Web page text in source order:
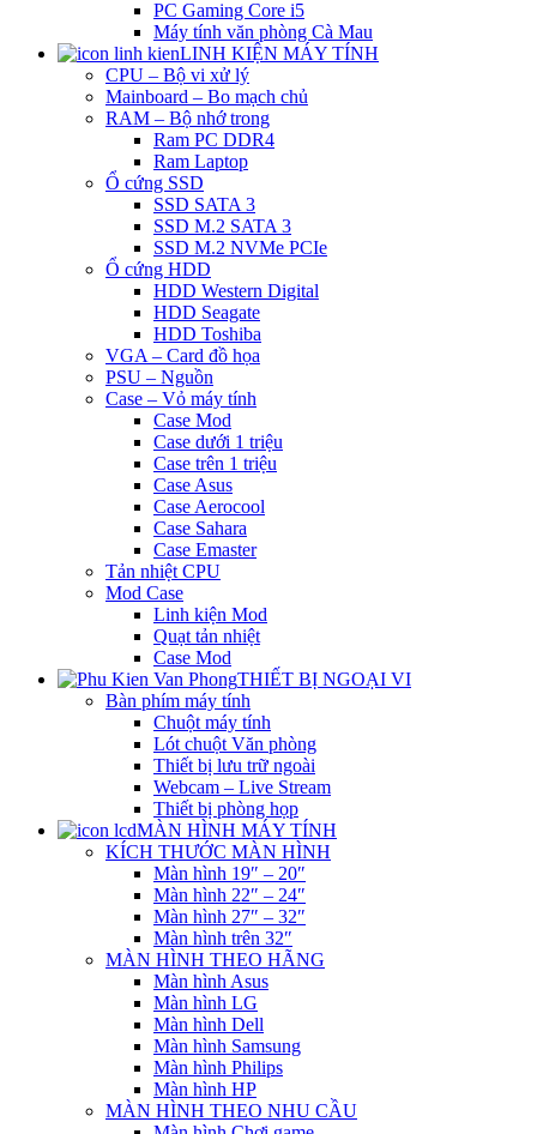
PC Gaming Core i5
Máy tính văn phòng Cà Mau
LINH KIỆN MÁY TÍNH
CPU – Bộ vi xử lý
Mainboard – Bo mạch chủ
RAM – Bộ nhớ trong
Ram PC DDR4
Ram Laptop
Ổ cứng SSD
SSD SATA 3
SSD M.2 SATA 3
SSD M.2 NVMe PCIe
Ổ cứng HDD
HDD Western Digital
HDD Seagate
HDD Toshiba
VGA – Card đồ họa
PSU – Nguồn
Case – Vỏ máy tính
Case Mod
Case dưới 1 triệu
Case trên 1 triệu
Case Asus
Case Aerocool
Case Sahara
Case Emaster
Tản nhiệt CPU
Mod Case
Linh kiện Mod
Quạt tản nhiệt
Case Mod
THIẾT BỊ NGOẠI VI
Bàn phím máy tính
Chuột máy tính
Lót chuột Văn phòng
Thiết bị lưu trữ ngoài
Webcam – Live Stream
Thiết bị phòng họp
MÀN HÌNH MÁY TÍNH
KÍCH THƯỚC MÀN HÌNH
Màn hình 19″ – 20″
Màn hình 22″ – 24″
Màn hình 27″ – 32″
Màn hình trên 32″
MÀN HÌNH THEO HÃNG
Màn hình Asus
Màn hình LG
Màn hình Dell
Màn hình Samsung
Màn hình Philips
Màn hình HP
MÀN HÌNH THEO NHU CẦU